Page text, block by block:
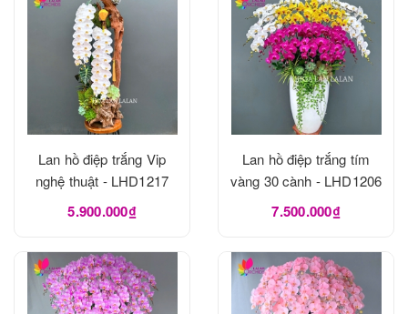
Lan hồ điệp trắng Vip
nghệ thuật - LHD1217
5.900.000₫
Lan hồ điệp trắng tím
vàng 30 cành - LHD1206
7.500.000₫